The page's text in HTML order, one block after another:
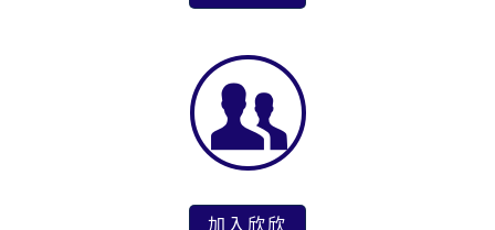
加入欣欣